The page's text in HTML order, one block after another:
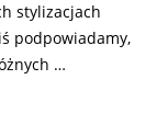
stylizacjach
podpowiadamy,
…